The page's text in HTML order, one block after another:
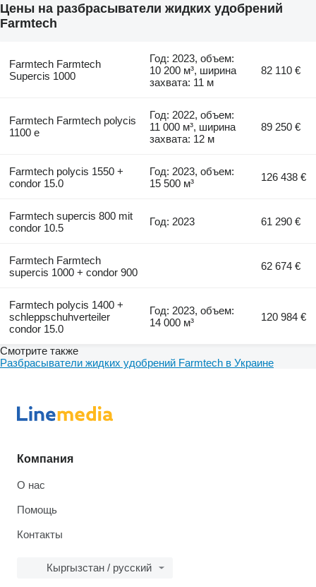
Цены на разбрасыватели жидких удобрений
Farmtech
Farmtech Farmtech
Supercis 1000
Год: 2023, объем:
10 200 м³, ширина
захвата: 11 м
82 110 €
Farmtech Farmtech polycis
1100 e
Год: 2022, объем:
11 000 м³, ширина
захвата: 12 м
89 250 €
Farmtech polycis 1550 +
condor 15.0
Год: 2023, объем:
15 500 м³
126 438 €
Farmtech supercis 800 mit
condor 10.5
Год: 2023 61 290 €
Farmtech Farmtech
supercis 1000 + condor 900
62 674 €
Farmtech polycis 1400 +
schleppschuhverteiler
condor 15.0
Год: 2023, объем:
14 000 м³
120 984 €
Смотрите также
Разбрасыватели жидких удобрений Farmtech в Украине
Компания
О нас
Помощь
Контакты
Кыргызстан / русский